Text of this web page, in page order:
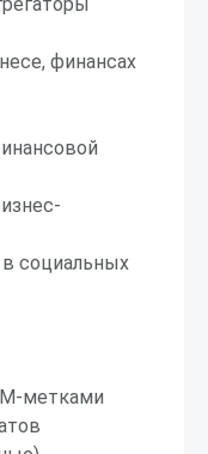
финансах
в социальных
метками